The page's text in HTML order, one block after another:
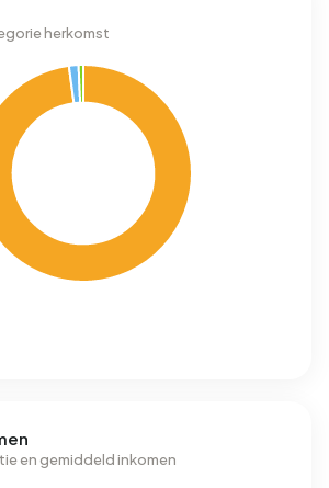
herkomst
en gemiddeld inkomen